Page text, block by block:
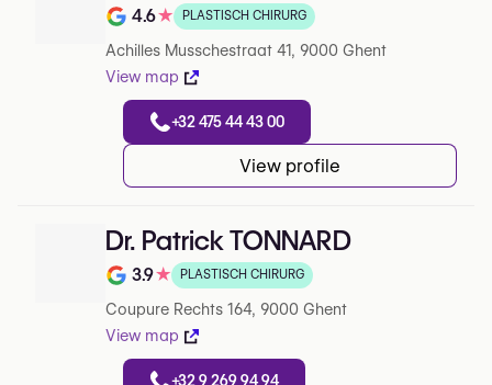
Note de 4.6 sur 5 sur Google
4.6★ PLASTISCH CHIRURG
Achilles Musschestraat 41, 9000 Ghent
View map
+32 475 44 43 00
View profile
Dr. Patrick TONNARD
Note de 3.9 sur 5 sur Google
3.9★ PLASTISCH CHIRURG
Coupure Rechts 164, 9000 Ghent
View map
+32 9 269 94 94